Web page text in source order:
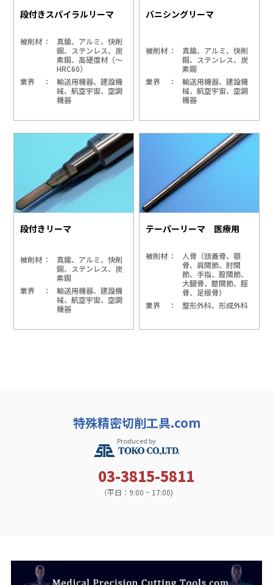
段付きスパイラルリーマ
被削材
真鍮、アルミ、快削
鋼、ステンレス、炭
素鋼、高硬度材（～
HRC60）
業界
輸送用機器、建設機
械、航空宇宙、空調
機器
バニシングリーマ
被削材
真鍮、アルミ、快削
鋼、ステンレス、炭
素鋼
業界
輸送用機器、建設機
械、航空宇宙、空調
機器
段付きリーマ
被削材
真鍮、アルミ、快削
鋼、ステンレス、炭
素鋼
業界
輸送用機器、建設機
械、航空宇宙、空調
機器
テーパーリーマ 医療用
被削材
人骨（頭蓋骨、顎
骨、肩関節、肘関
節、手指、股関節、
大腿骨、膝関節、脛
骨、足根骨）
業界
整形外科、形成外科
特殊精密切削工具.com
Produced by
03-3815-5811
（平日：9:00 ~ 17:00)